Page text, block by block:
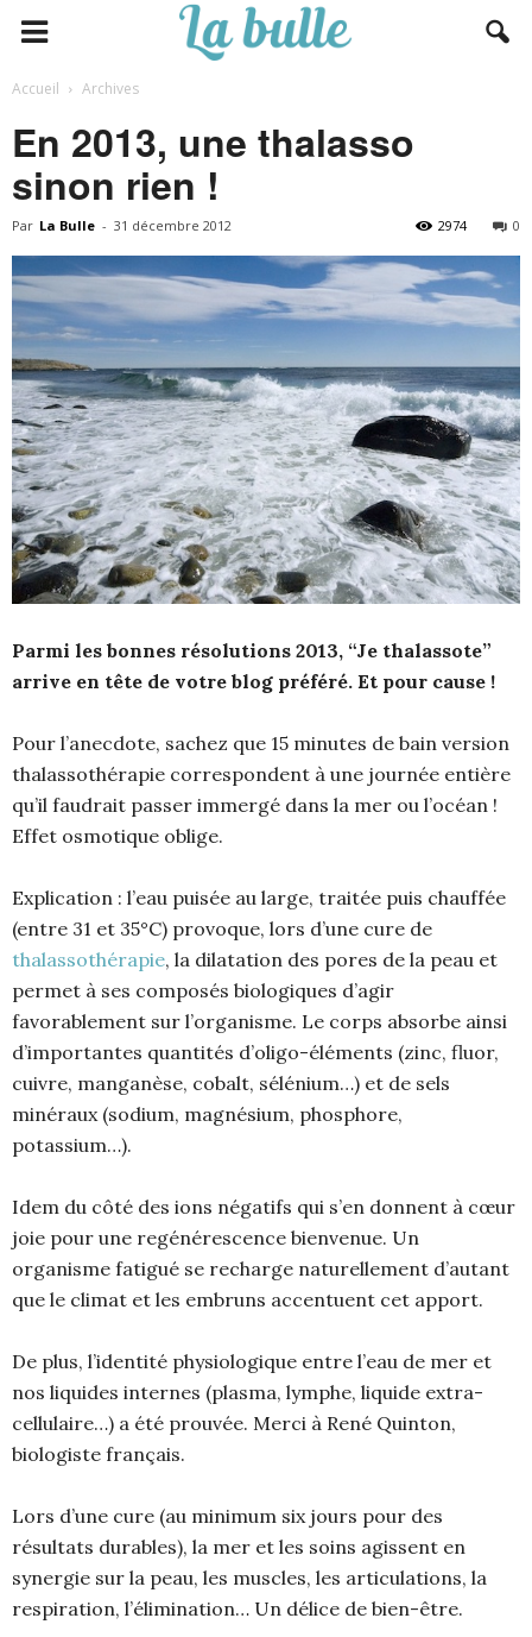
Accueil Archives
En 2013, une thalasso
sinon rien !
Par La Bulle - 31 décembre 2012 0
2974
Parmi les bonnes résolutions 2013, “Je thalassote”
arrive en tête de votre blog préféré. Et pour cause !
Pour l’anecdote, sachez que 15 minutes de bain version
thalassothérapie correspondent à une journée entière
qu’il faudrait passer immergé dans la mer ou l’océan !
Effet osmotique oblige.
Explication : l’eau puisée au large, traitée puis chauffée
(entre 31 et 35°C) provoque, lors d’une cure de
thalassothérapie, la dilatation des pores de la peau et
permet à ses composés biologiques d’agir
favorablement sur l’organisme. Le corps absorbe ainsi
d’importantes quantités d’oligo-éléments (zinc, fluor,
cuivre, manganèse, cobalt, sélénium…) et de sels
minéraux (sodium, magnésium, phosphore,
potassium…).
Idem du côté des ions négatifs qui s’en donnent à cœur
joie pour une regénérescence bienvenue. Un
organisme fatigué se recharge naturellement d’autant
que le climat et les embruns accentuent cet apport.
De plus, l’identité physiologique entre l’eau de mer et
nos liquides internes (plasma, lymphe, liquide extra-
cellulaire…) a été prouvée. Merci à René Quinton,
biologiste français.
Lors d’une cure (au minimum six jours pour des
résultats durables), la mer et les soins agissent en
synergie sur la peau, les muscles, les articulations, la
respiration, l’élimination… Un délice de bien-être.